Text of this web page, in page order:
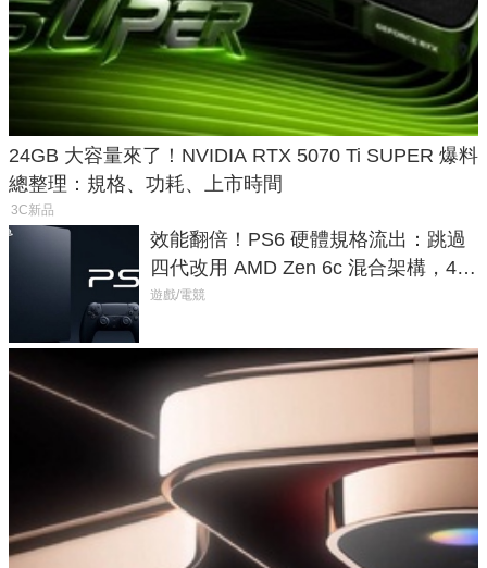
24GB 大容量來了！NVIDIA RTX 5070 Ti SUPER 爆料
總整理：規格、功耗、上市時間
3C新品
效能翻倍！PS6 硬體規格流出：跳過
四代改用 AMD Zen 6c 混合架構，4K
120fps 與全光追時代來臨
遊戲/電競